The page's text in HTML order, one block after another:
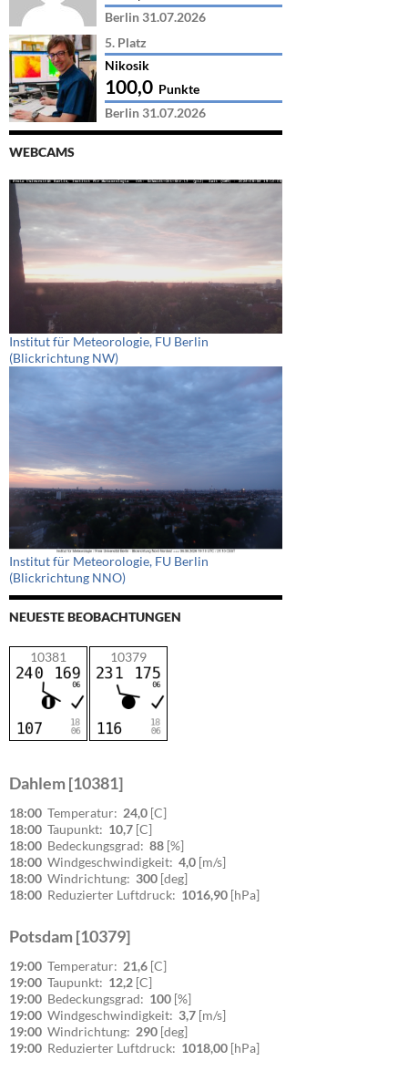
Berlin 31.07.2026
5. Platz
Nikosik
100,0 Punkte
Berlin 31.07.2026
WEBCAMS
Institut für Meteorologie, FU Berlin
(Blickrichtung NW)
Institut für Meteorologie, FU Berlin
(Blickrichtung NNO)
NEUESTE BEOBACHTUNGEN
10381 10379
Dahlem [10381]
18:00 Temperatur: 24,0 [C]
18:00 Taupunkt: 10,7 [C]
18:00 Bedeckungsgrad: 88 [%]
18:00 Windgeschwindigkeit: 4,0 [m/s]
18:00 Windrichtung: 300 [deg]
18:00 Reduzierter Luftdruck: 1016,90 [hPa]
Potsdam [10379]
19:00 Temperatur: 21,6 [C]
19:00 Taupunkt: 12,2 [C]
19:00 Bedeckungsgrad: 100 [%]
19:00 Windgeschwindigkeit: 3,7 [m/s]
19:00 Windrichtung: 290 [deg]
19:00 Reduzierter Luftdruck: 1018,00 [hPa]